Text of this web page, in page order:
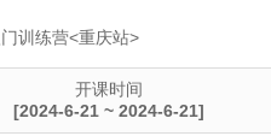
训练营<重庆站>
开课时间
[2024-6-21 ~ 2024-6-21]